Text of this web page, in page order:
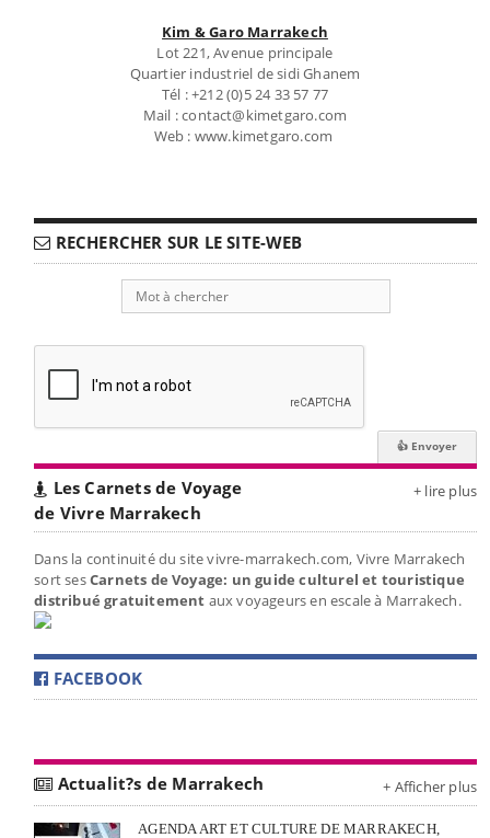
Kim & Garo Marrakech
Lot 221, Avenue principale
Quartier industriel de sidi Ghanem
Tél : +212 (0)5 24 33 57 77
Mail : contact@kimetgaro.com
Web : www.kimetgaro.com
RECHERCHER SUR LE SITE-WEB
Les Carnets de Voyage
de Vivre Marrakech
+ lire plus
Dans la continuité du site vivre-marrakech.com, Vivre Marrakech
sort sesCarnets de Voyage: un guide culturel et touristique
distribué gratuitement aux voyageurs en escale à Marrakech.
FACEBOOK
Actualit?s de Marrakech + Afficher plus
AGENDA ART ET CULTURE DE MARRAKECH,